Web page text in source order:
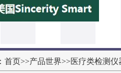
轮椅车摇杆耐用性测试仪
首页>>产品世界>>医疗类检测仪